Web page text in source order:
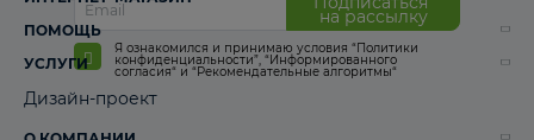
на рассылку
Я ознакомился и принимаю условия “Политики
конфиденциальности”, “Информированного
согласия“ и “Рекомендательные алгоритмы“
ПОМОЩЬ
УСЛУГИ
Дизайн-проект